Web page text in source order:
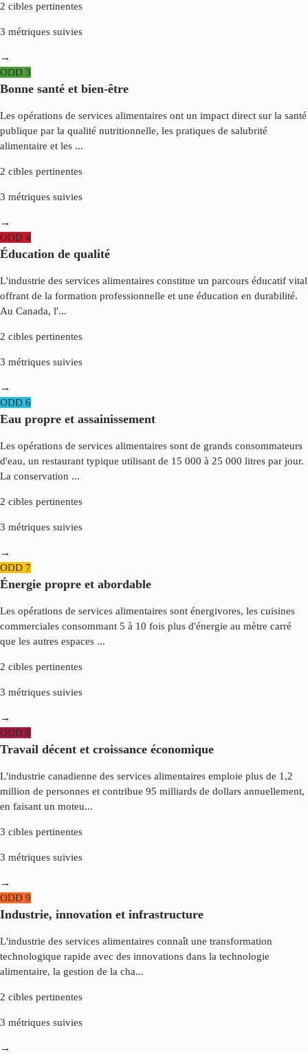
2 cibles pertinentes
3 métriques suivies
→
ODD 3
Bonne santé et bien-être
Les opérations de services alimentaires ont un impact direct sur la santé
publique par la qualité nutritionnelle, les pratiques de salubrité
alimentaire et les ...
2 cibles pertinentes
3 métriques suivies
→
ODD 4
Éducation de qualité
L'industrie des services alimentaires constitue un parcours éducatif vital
offrant de la formation professionnelle et une éducation en durabilité.
Au Canada, l'...
2 cibles pertinentes
3 métriques suivies
→
ODD 6
Eau propre et assainissement
Les opérations de services alimentaires sont de grands consommateurs
d'eau, un restaurant typique utilisant de 15 000 à 25 000 litres par jour.
La conservation ...
2 cibles pertinentes
3 métriques suivies
→
ODD 7
Énergie propre et abordable
Les opérations de services alimentaires sont énergivores, les cuisines
commerciales consommant 5 à 10 fois plus d'énergie au mètre carré
que les autres espaces ...
2 cibles pertinentes
3 métriques suivies
→
ODD 8
Travail décent et croissance économique
L'industrie canadienne des services alimentaires emploie plus de 1,2
million de personnes et contribue 95 milliards de dollars annuellement,
en faisant un moteu...
3 cibles pertinentes
3 métriques suivies
→
ODD 9
Industrie, innovation et infrastructure
L'industrie des services alimentaires connaît une transformation
technologique rapide avec des innovations dans la technologie
alimentaire, la gestion de la cha...
2 cibles pertinentes
3 métriques suivies
→